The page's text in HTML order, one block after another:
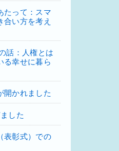
たって：スマ
合い方を考え
話：人権とは
る幸せに暮ら
開かれました
した
表彰式）での